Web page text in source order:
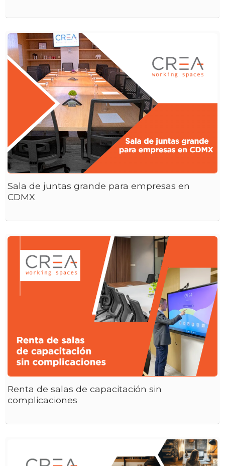
Sala de juntas grande para empresas en
CDMX
Renta de salas de capacitación sin
complicaciones